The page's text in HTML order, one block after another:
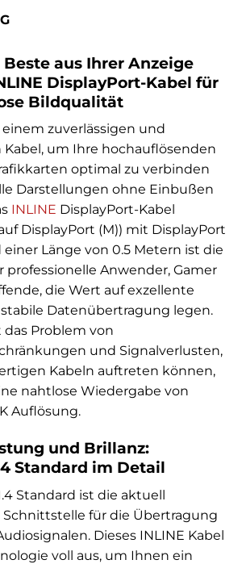
Beste aus Ihrer Anzeige
DisplayPort-Kabel für
Bildqualität
zuverlässigen und
Kabel, um Ihre hochauflösenden
optimal zu verbinden
Darstellungen ohne Einbußen
INLINE DisplayPort-Kabel
DisplayPort (M)) mit DisplayPort
einer Länge von 0.5 Metern ist die
professionelle Anwender, Gamer
die Wert auf exzellente
Datenübertragung legen.
das Problem von
und Signalverlusten,
Kabeln auftreten können,
nahtlose Wiedergabe von
Auflösung.
und Brillanz:
Standard im Detail
Standard ist die aktuell
für die Übertragung
Dieses INLINE Kabel
voll aus, um Ihnen ein